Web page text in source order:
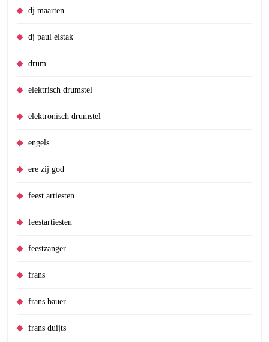
dj maarten
dj paul elstak
drum
elektrisch drumstel
elektronisch drumstel
engels
ere zij god
feest artiesten
feestartiesten
feestzanger
frans
frans bauer
frans duijts